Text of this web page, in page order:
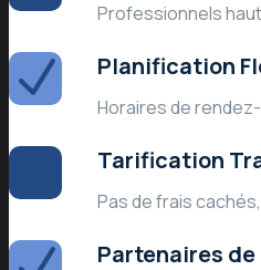
Professionnels
Planification
Horaires de
Tarification
Pas de frais
Partenaires